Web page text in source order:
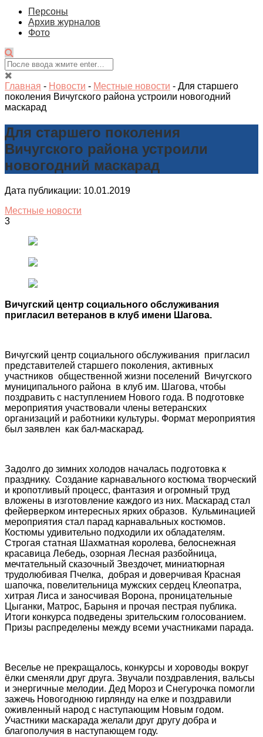
Персоны
Архив журналов
Фото
Главная - Новости - Местные новости - Для старшего
поколения Вичугского района устроили новогодний
маскарад
Для старшего поколения
Вичугского района устроили
новогодний маскарад
Дата публикации: 10.01.2019
Местные новости
3
Вичугский центр социального обслуживания
пригласил ветеранов в клуб имени Шагова.
Вичугский центр социального обслуживания пригласил
представителей старшего поколения, активных
участников общественной жизни поселений Вичугского
муниципального района в клуб им. Шагова, чтобы
поздравить с наступлением Нового года. В подготовке
мероприятия участвовали члены ветеранских
организаций и работники культуры. Формат мероприятия
был заявлен как бал-маскарад.
Задолго до зимних холодов началась подготовка к
празднику. Создание карнавального костюма творческий
и кропотливый процесс, фантазия и огромный труд
вложены в изготовление каждого из них. Маскарад стал
фейерверком интересных ярких образов. Кульминацией
мероприятия стал парад карнавальных костюмов.
Костюмы удивительно подходили их обладателям.
Строгая статная Шахматная королева, белоснежная
красавица Лебедь, озорная Лесная разбойница,
мечтательный сказочный Звездочет, миниатюрная
трудолюбивая Пчелка, добрая и доверчивая Красная
шапочка, повелительница мужских сердец Клеопатра,
хитрая Лиса и заносчивая Ворона, проницательные
Цыганки, Матрос, Барыня и прочая пестрая публика.
Итоги конкурса подведены зрительским голосованием.
Призы распределены между всеми участниками парада.
Веселье не прекращалось, конкурсы и хороводы вокруг
ёлки сменяли друг друга. Звучали поздравления, вальсы
и энергичные мелодии. Дед Мороз и Снегурочка помогли
зажечь Новогоднюю гирлянду на елке и поздравили
оживленный народ с наступающим Новым годом.
Участники маскарада желали друг другу добра и
благополучия в наступающем году.